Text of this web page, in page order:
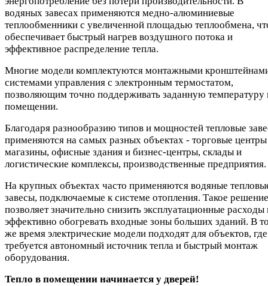
водяных завесах применяются медно-алюминиевые
теплообменники с увеличенной площадью теплообмена,
обеспечивает быстрый нагрев воздушного потока и
эффективное распределение тепла.
Многие модели комплектуются монтажными
системами управления с электронным термостатом,
позволяющим точно поддерживать заданную температуру
помещении.
Благодаря разнообразию типов и мощностей тепловые
применяются на самых разных объектах - торговые
магазины, офисные здания и бизнес-центры, склады и
логистические комплексы, производственные предприятия.
На крупных объектах часто применяются водяные
завесы, подключаемые к системе отопления. Такое решение
позволяет значительно снизить эксплуатационные расходы
эффективно обогревать входные зоны больших зданий. В
же время электрические модели подходят для объектов, где
требуется автономный источник тепла и быстрый монтаж
оборудования.
Тепло в помещении начинается у дверей!